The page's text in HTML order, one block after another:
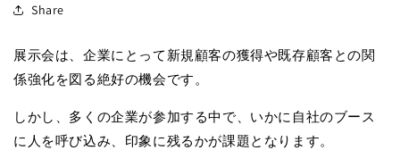
Share
展示会は、企業にとって新規顧客の獲得や既存顧客との関
係強化を図る絶好の機会です。
しかし、多くの企業が参加する中で、いかに自社のブース
に人を呼び込み、印象に残るかが課題となります。